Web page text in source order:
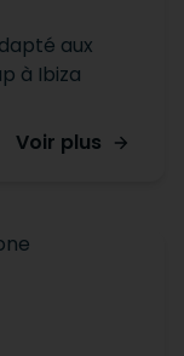
aux
à Ibiza
Voir plus